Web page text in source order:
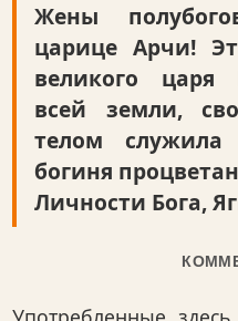
Жены
царице Арчи!
великого царя
всей земли,
телом
богиня
Личности Бога,